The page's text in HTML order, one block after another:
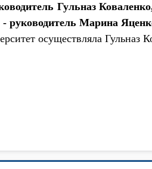
Гульназ
руководитель Марина
осуществляла Гульназ